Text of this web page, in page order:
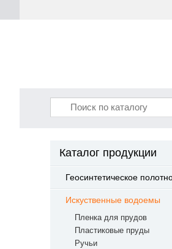
Каталог продукции
Геосинтетическое
Искуственные водоемы
Пленка для прудов
Пластиковые пруды
Ручьи